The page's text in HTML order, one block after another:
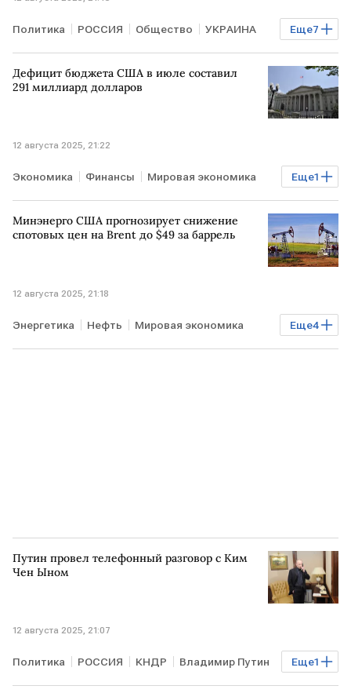
Еще7
Политика РОССИЯ Общество УКРАИНА
Киев ЗАПАД Виктор Орбан
Дональд Трамп Владимир Путин
Дефицит бюджета США в июле составил
291 миллиард долларов
12 августа 2025, 21:22
Еще1
Экономика Финансы Мировая экономика
США
Минэнерго США прогнозирует снижение
спотовых цен на Brent до $49 за баррель
12 августа 2025, 21:18
Еще4
Энергетика Нефть Мировая экономика
США САУДОВСКАЯ АРАВИЯ ОАЭ ОПЕК
Путин провел телефонный разговор с Ким
Чен Ыном
12 августа 2025, 21:07
Еще1
Политика РОССИЯ КНДР Владимир Путин
Ким Чен Ын